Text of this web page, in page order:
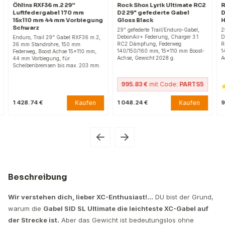
Öhlins RXF36 m.2 29”
Luftfedergabel 170 mm
15x110 mm 44 mm Vorbiegung
Schwarz
Enduro, Trail 29" Gabel RXF36 m.2,
36 mm Standrohre, 150 mm
Federweg, Boost Achse 15x110 mm,
44 mm Vorbiegung, für
Scheibenbremsen bis max. 203 mm.
1 428.74 € Kaufen
Rock Shox Lyrik Ultimate RC2
D2 29" gefederte Gabel
Gloss Black
29" gefederte Trail/Enduro-Gabel,
DebonAir+ Federung, Charger 3.1
RC2 Dämpfung, Federweg
140/150/160 mm, 15x110 mm Boost-
Achse, Gewicht 2028 g.
995.83 € mit Code: PARTS5
1 048.24 € Kaufen
Beschreibung
Wir verstehen dich, lieber XC-Enthusiast!... DU bist der Grund,
warum die Gabel SID SL Ultimate die leichteste XC-Gabel auf
der Strecke ist. Aber das Gewicht ist bedeutungslos ohne